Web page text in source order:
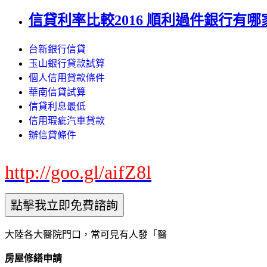
信貸利率比較2016 順利過件銀行有哪
台新銀行信貸
玉山銀行貸款試算
個人信用貸款條件
華南信貸試算
信貸利息最低
信用瑕疵汽車貸款
辦信貸條件
http://goo.gl/aifZ8l
大陸各大醫院門口，常可見有人發「醫
房屋修繕申請